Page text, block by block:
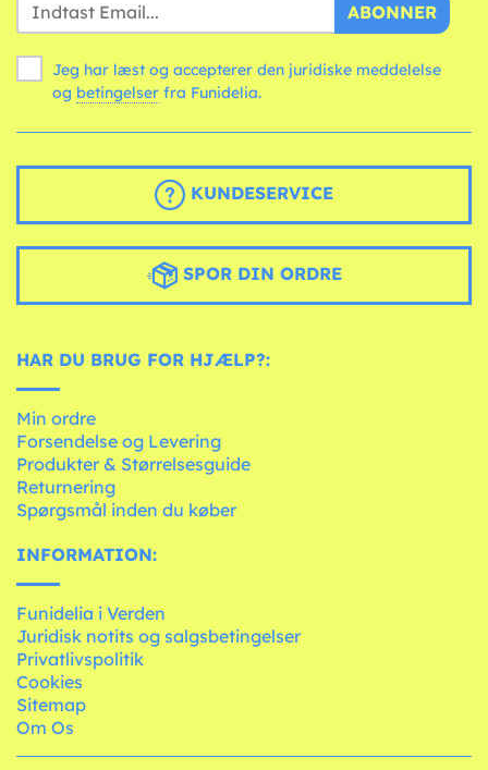
ABONNER
Jeg har læst og accepterer den juridiske meddelelse
og betingelser fra Funidelia.
KUNDESERVICE
SPOR DIN ORDRE
HAR DU BRUG FOR HJÆLP?:
Min ordre
Forsendelse og Levering
Produkter & Størrelsesguide
Returnering
Spørgsmål inden du køber
INFORMATION:
Funidelia i Verden
Juridisk notits og salgsbetingelser
Privatlivspolitik
Cookies
Sitemap
Om Os